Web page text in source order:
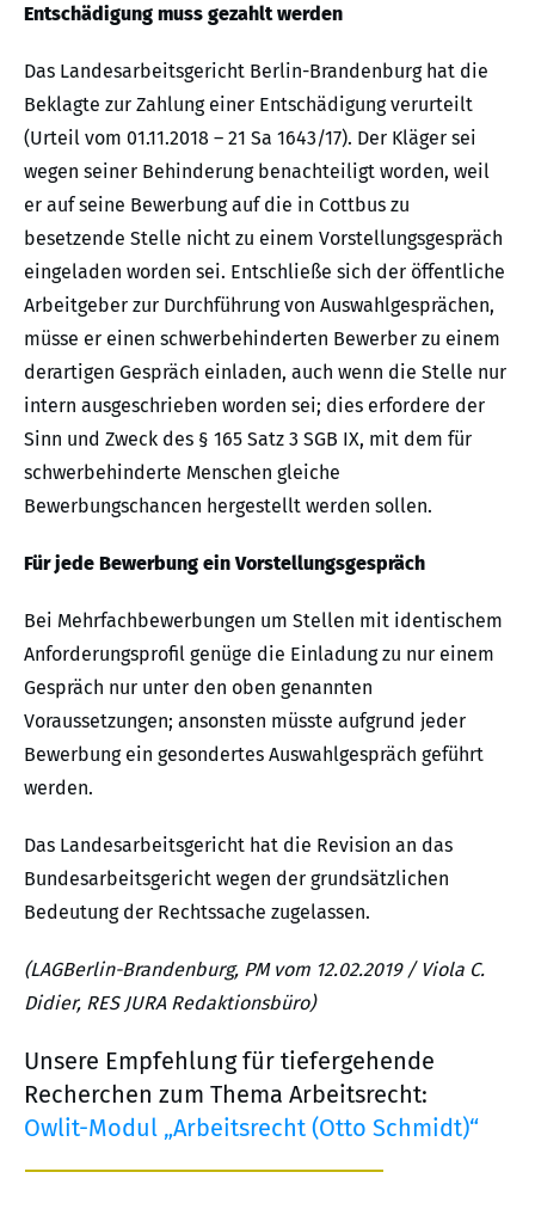
Entschädigung muss gezahlt werden
Das Landesarbeitsgericht Berlin-Brandenburg hat die
Beklagte zur Zahlung einer Entschädigung verurteilt
(Urteil vom 01.11.2018 – 21 Sa 1643/17). Der Kläger sei
wegen seiner Behinderung benachteiligt worden, weil
er auf seine Bewerbung auf die in Cottbus zu
besetzende Stelle nicht zu einem Vorstellungsgespräch
eingeladen worden sei. Entschließe sich der öffentliche
Arbeitgeber zur Durchführung von Auswahlgesprächen,
müsse er einen schwerbehinderten Bewerber zu einem
derartigen Gespräch einladen, auch wenn die Stelle nur
intern ausgeschrieben worden sei; dies erfordere der
Sinn und Zweck des § 165 Satz 3 SGB IX, mit dem für
schwerbehinderte Menschen gleiche
Bewerbungschancen hergestellt werden sollen.
Für jede Bewerbung ein Vorstellungsgespräch
Bei Mehrfachbewerbungen um Stellen mit identischem
Anforderungsprofil genüge die Einladung zu nur einem
Gespräch nur unter den oben genannten
Voraussetzungen; ansonsten müsste aufgrund jeder
Bewerbung ein gesondertes Auswahlgespräch geführt
werden.
Das Landesarbeitsgericht hat die Revision an das
Bundesarbeitsgericht wegen der grundsätzlichen
Bedeutung der Rechtssache zugelassen.
(LAGBerlin-Brandenburg, PM vom 12.02.2019 / Viola C.
Didier, RES JURA Redaktionsbüro)
Unsere Empfehlung für tiefergehende
Recherchen zum Thema Arbeitsrecht:
Owlit-Modul „Arbeitsrecht (Otto Schmidt)“